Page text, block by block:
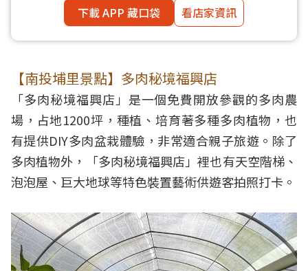
下載 APP 藏口袋
看店家資訊
【南投埔里景點】多肉秘境福興店
「多肉秘境福興店」是一個免費開放參觀的多肉農
場，占地1200坪，種植、培育著多種多肉植物，也
有提供DIY多肉盆栽體驗，非常適合親子旅遊。除了
多肉植物外，「多肉秘境福興店」裡也有天空階梯、
泡泡屋、巨大地球等特色裝置藝術供遊客拍照打卡。